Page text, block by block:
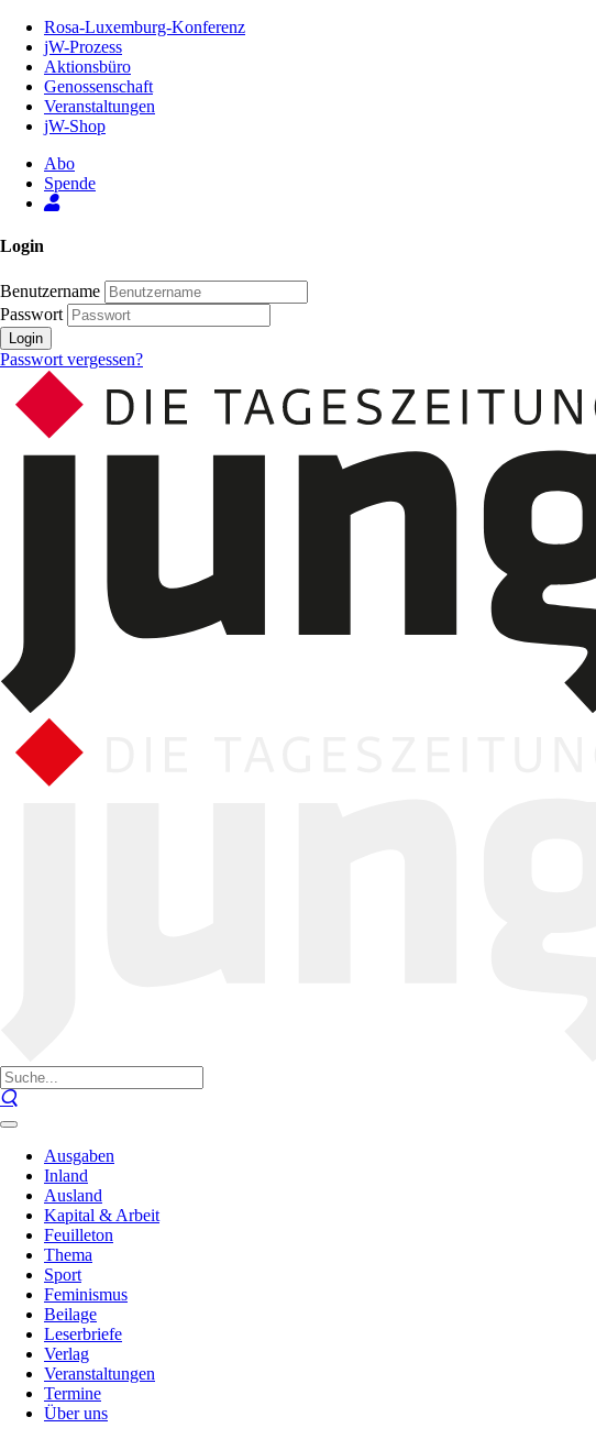
Inhalt
Seite
Rosa-Luxemburg-Konferenz
jW-Prozess
Aktionsbüro
Genossenschaft
Veranstaltungen
jW-Shop
Abo
Spende
Login
Benutzername
Passwort
Login
Passwort vergessen?
Ausgaben
Inland
Ausland
Kapital & Arbeit
Feuilleton
Thema
Sport
Feminismus
Beilage
Leserbriefe
Verlag
Veranstaltungen
Termine
Über uns